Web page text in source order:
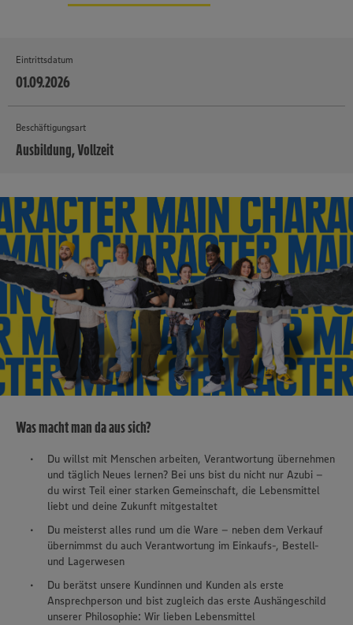
Eintrittsdatum
01.09.2026
Beschäftigungsart
Ausbildung, Vollzeit
Was macht man da aus sich?
Du willst mit Menschen arbeiten, Verantwortung übernehmen
und täglich Neues lernen? Bei uns bist du nicht nur Azubi –
du wirst Teil einer starken Gemeinschaft, die Lebensmittel
liebt und deine Zukunft mitgestaltet
Du meisterst alles rund um die Ware – neben dem Verkauf
übernimmst du auch Verantwortung im Einkaufs-, Bestell-
und Lagerwesen
Du berätst unsere Kundinnen und Kunden als erste
Ansprechperson und bist zugleich das erste Aushängeschild
unserer Philosophie: Wir lieben Lebensmittel